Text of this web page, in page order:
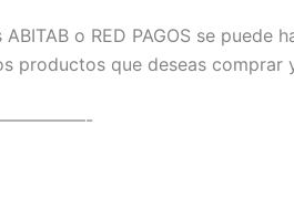
o RED PAGOS se
productos que deseas